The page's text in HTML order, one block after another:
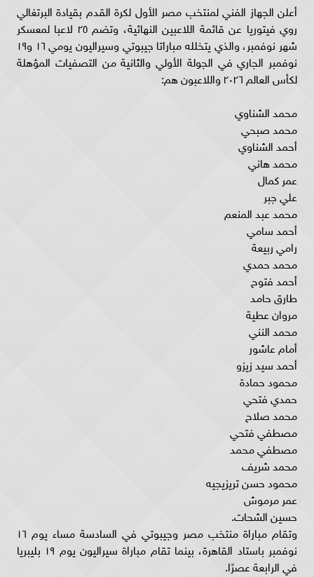
أعلن الجهاز الفني لمنتخب مصر الأول لكرة القدم بقيادة البرتغالي
روي فيتوريا عن قائمة اللاعبين النهائية، وتضم ٢٥ لاعبا لمعسكر
شهر نوفمبر، والذي يتخلله مباراتا جيبوتي وسيراليون يومي ١٦ و١٩
نوفمبر الجاري في الجولة الأولي والثانية من التصفيات المؤهلة
لكأس العالم ٢٠٢٦ واللاعبون هم:
محمد الشناوي
محمد صبحي
أحمد الشناوي
محمد هاني
عمر كمال
علي جبر
محمد عبد المنعم
أحمد سامي
رامي ربيعة
محمد حمدي
أحمد فتوح
طارق حامد
مروان عطية
محمد النني
أمام عاشور
أحمد سيد زيزو
محمود حمادة
حمدي فتحي
محمد صلاح
مصطفي فتحي
مصطفي محمد
محمد شريف
محمود حسن تريزيجيه
عمر مرموش
حسين الشحات.
وتقام مباراة منتخب مصر وجيبوتي في السادسة مساء يوم ١٦
نوفمبر باستاد القاهرة، بينما تقام مباراة سيراليون يوم ١٩ بليبريا
في الرابعة عصرًا.